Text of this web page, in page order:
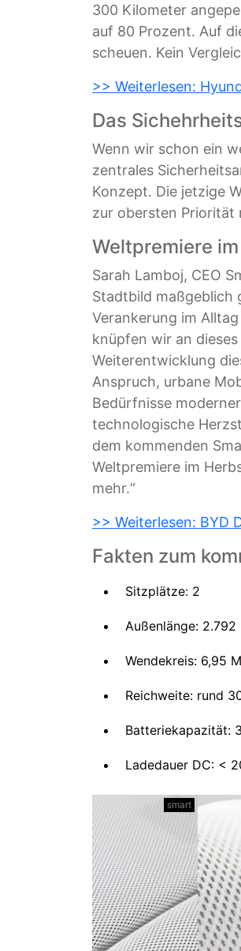
300 Kilometer
auf 80 Prozent. Auf
scheuen. Kein
>> Weiterlesen:
Das
Wenn wir schon ein
zentrales
Konzept. Die jetzige
zur obersten Priorität
Weltpremiere
Sarah Lamboj, CEO
Stadtbild maßgeblich
Verankerung im
knüpfen wir an
Weiterentwicklung
Anspruch, urbane
Bedürfnisse
technologische
dem kommenden
Weltpremiere im
mehr.“
>> Weiterlesen: BYD
Fakten zum
Sitzplätze: 2
Außenlänge:
Wendekreis: 6,95
Reichweite: rund
Batteriekapazität:
Ladedauer DC: <